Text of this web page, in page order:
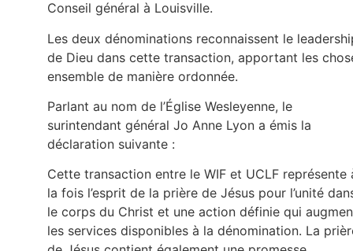
Conseil général à Louisville.
Les deux dénominations reconnaissent le
de Dieu dans cette transaction, apportant les
ensemble de manière ordonnée.
Parlant au nom de l’Église Wesleyenne, le
surintendant général Jo Anne Lyon a émis la
déclaration suivante :
Cette transaction entre le WIF et UCLF représente
la fois l’esprit de la prière de Jésus pour l’unité
le corps du Christ et une action définie qui
les services disponibles à la dénomination. La